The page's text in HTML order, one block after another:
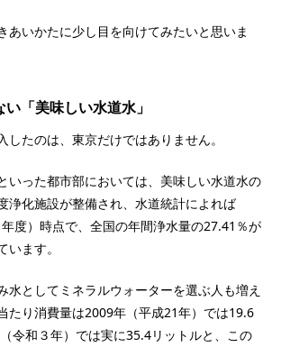
あいかたに少し目を向けてみたいと思いま
「美味しい水道水」
したのは、東京だけではありません。
いった都市部においては、美味しい水道水の
浄化施設が整備され、水道統計によれば
度）時点で、全国の年間浄水量の27.41％が
ます。
水としてミネラルウォーターを選ぶ人も増え
たり消費量は2009年（平成21年）では19.6
令和３年）では実に35.4リットルと、この